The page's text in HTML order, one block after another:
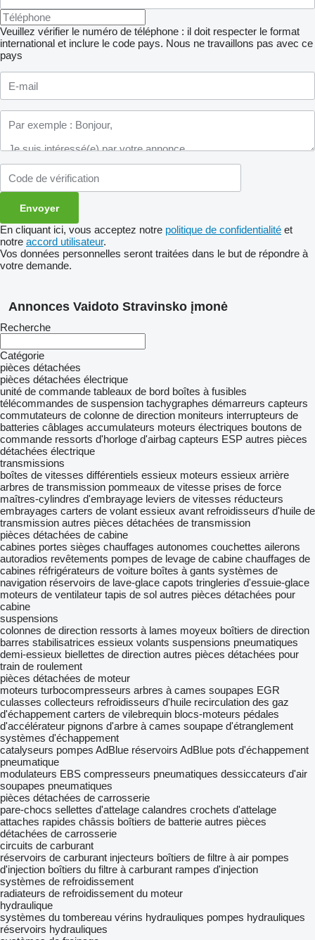
Veuillez vérifier le numéro de téléphone : il doit respecter le format
international et inclure le code pays. Nous ne travaillons pas avec ce
pays
En cliquant ici, vous acceptez notre politique de confidentialité et
notre accord utilisateur.
Vos données personnelles seront traitées dans le but de répondre à
votre demande.
Annonces Vaidoto Stravinsko įmonė
Recherche
Catégorie
pièces détachées
pièces détachées électrique
unité de commande tableaux de bord boîtes à fusibles
télécommandes de suspension tachygraphes démarreurs capteurs
commutateurs de colonne de direction moniteurs interrupteurs de
batteries câblages accumulateurs moteurs électriques boutons de
commande ressorts d'horloge d'airbag capteurs ESP autres pièces
détachées électrique
transmissions
boîtes de vitesses différentiels essieux moteurs essieux arrière
arbres de transmission pommeaux de vitesse prises de force
maîtres-cylindres d'embrayage leviers de vitesses réducteurs
embrayages carters de volant essieux avant refroidisseurs d'huile de
transmission autres pièces détachées de transmission
pièces détachées de cabine
cabines portes sièges chauffages autonomes couchettes ailerons
autoradios revêtements pompes de levage de cabine chauffages de
cabines réfrigérateurs de voiture boîtes à gants systèmes de
navigation réservoirs de lave-glace capots tringleries d'essuie-glace
moteurs de ventilateur tapis de sol autres pièces détachées pour
cabine
suspensions
colonnes de direction ressorts à lames moyeux boîtiers de direction
barres stabilisatrices essieux volants suspensions pneumatiques
demi-essieux biellettes de direction autres pièces détachées pour
train de roulement
pièces détachées de moteur
moteurs turbocompresseurs arbres à cames soupapes EGR
culasses collecteurs refroidisseurs d'huile recirculation des gaz
d'échappement carters de vilebrequin blocs-moteurs pédales
d'accélérateur pignons d'arbre à cames soupape d'étranglement
systèmes d'échappement
catalyseurs pompes AdBlue réservoirs AdBlue pots d'échappement
pneumatique
modulateurs EBS compresseurs pneumatiques dessiccateurs d'air
soupapes pneumatiques
pièces détachées de carrosserie
pare-chocs sellettes d'attelage calandres crochets d'attelage
attaches rapides châssis boîtiers de batterie autres pièces
détachées de carrosserie
circuits de carburant
réservoirs de carburant injecteurs boîtiers de filtre à air pompes
d'injection boîtiers du filtre à carburant rampes d'injection
systèmes de refroidissement
radiateurs de refroidissement du moteur
hydraulique
systèmes du tombereau vérins hydrauliques pompes hydrauliques
réservoirs hydrauliques